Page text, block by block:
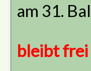
am 31.
bleibt frei